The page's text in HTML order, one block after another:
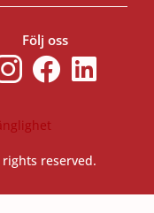
reserved.
Följ oss